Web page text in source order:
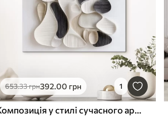
653.33грн392.00 грн 1
Композиція у стилі сучасного архітектурного барельєфу